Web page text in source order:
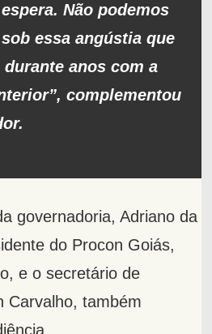
Não podemos
essa angústia que
anos com a
complementou
governadoria, Adriano da
do Procon Goiás,
e o secretário de
Carvalho, também